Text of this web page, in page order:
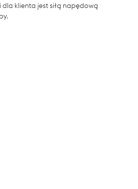
dla klienta jest siłą napędową